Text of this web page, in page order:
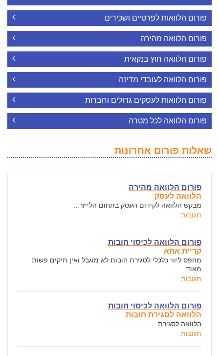
פורום הלוואות לפרטיים ושכירים
פורום הלוואה מהירה
פורום הלוואה חוץ בנקאית
פורום הלוואה לעובדי מדינה
פורום הלוואות לעסקים גדולים וחברות
פורום הלוואה לכל מטרה
שאלות פורום אחרונות
פורום הלוואה מהירה
הלוואה לעסק
מבקש הלוואה לקידום העסק בתחום הלייזר...
תגובות
פורום הלוואה לכיסוי חובות
קריית אתא
מחפס ליווי כלכלי לסגירת חובות לא מוגבל ואין תיקים פשות
מאוד...
תגובות
פורום הלוואה לכיסוי חובות
הלוואה לסגירת חובות
הלוואה לסגירת...
תגובות